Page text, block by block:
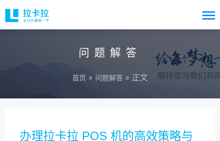
问题解答
首页 » 问题解答 » 正文
办理拉卡拉 POS 机的高效策略与